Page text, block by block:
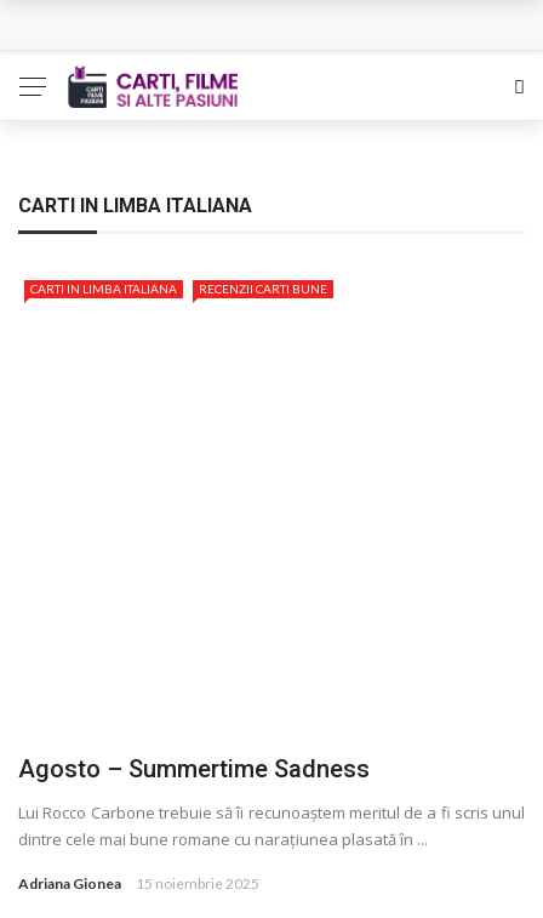
The Man Who Sold Air in the Holy Land – Generatia care
Luati-ma drept un vis. Povestiri in K. minor – Dor de Kafka
CARTI IN LIMBA ITALIANA
CARTI IN LIMBA ITALIANA RECENZII CARTI BUNE
Agosto – Summertime Sadness
Lui Rocco Carbone trebuie să îi recunoaștem meritul de a fi scris unul
dintre cele mai bune romane cu naraţiunea plasată în ...
Adriana Gionea 15 noiembrie 2025